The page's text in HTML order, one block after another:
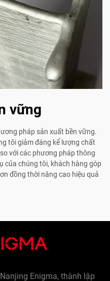
vững
pháp sản xuất bền vững.
tôi giảm đáng kể lượng chất
với các phương pháp thông
của chúng tôi, khách hàng góp
đồng thời nâng cao hiệu quả
Enigma, thành lập